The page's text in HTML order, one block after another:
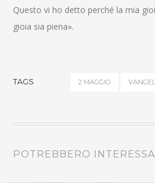
Questo vi ho detto perché la mia
gioia sia piena».
TAGS 2 MAGGIO
POTREBBERO